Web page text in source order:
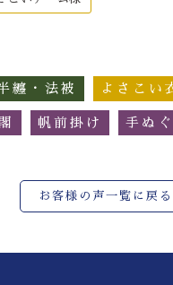
纏・法被 よさこい
帆前掛け 手ぬ
お客様の声一覧に戻る